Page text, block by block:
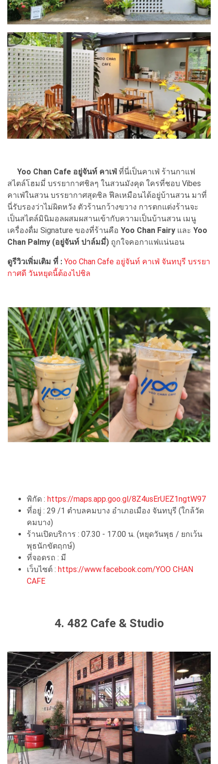
Yoo Chan Cafe อยู่จันท์ คาเฟ่ ที่นี่เป็นคาเฟ่ ร้านกาแฟ
สไตล์โฮมมี่ บรรยากาศชิลๆ ในสวนมังคุด ใครที่ชอบ Vibes
คาเฟ่ในสวน บรรยากาศสุดชิล ฟีลเหมือนได้อยู่บ้านสวน มาที่
นี่รับรองว่าไม่ผิดหวัง ตัวร้านกว้างขวาง การตกแต่งร้านจะ
เป็นสไตล์มินิมอลผสมผสานเข้ากับความเป็นบ้านสวน เมนู
เครื่องดื่ม Signature ของที่ร้านคือ Yoo Chan Fairy และ Yoo
Chan Palmy (อยู่จันท์ ปาล์มมี่) ถูกใจคอกาแฟแน่นอน
ดูรีวิวเพิ่มเติม ที่ : Yoo Chan Cafe อยู่จันท์ คาเฟ่ จันทบุรี บรรยา
กาศดี วันหยุดนี้ต้องไปชิล
พิกัด : https://maps.app.goo.gl/8Z4usErUEZ1ngtW97
ที่อยู่ : 29 /1 ตำบลคมบาง อำเภอเมือง จันทบุรี (ใกล้วัด
คมบาง)
ร้านเปิดบริการ : 07.30 - 17.00 น. (หยุดวันพุธ / ยกเว้น
พุธนักขัตฤกษ์)
ที่จอดรถ : มี
เว็บไซต์ : https://www.facebook.com/YOO CHAN
CAFE
4. 482 Cafe & Studio